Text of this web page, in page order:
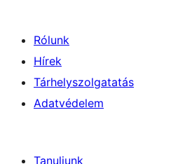
Rólunk
Hírek
Tárhelyszolgatatás
Adatvédelem
Tanuljunk